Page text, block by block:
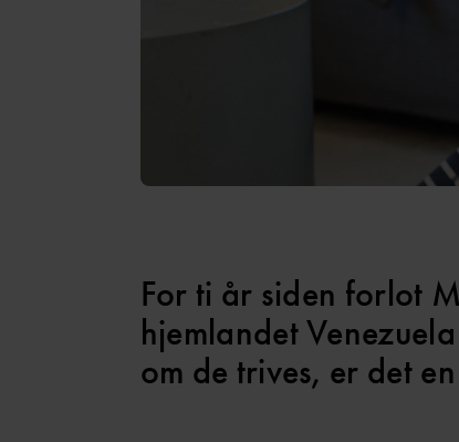
For ti år siden forlot
hjemlandet
om de trives, er det